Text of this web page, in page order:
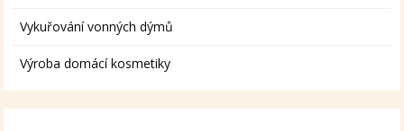
Vykuřování vonných dýmů
Výroba domácí kosmetiky